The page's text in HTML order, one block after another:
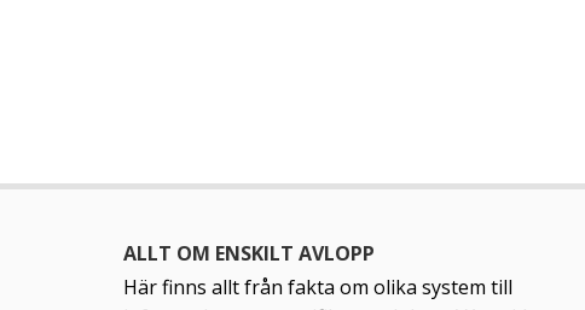
ALLT OM ENSKILT AVLOPP
Här finns allt från fakta om olika system till